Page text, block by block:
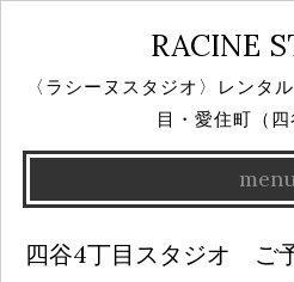
RACINE
〈ラシーヌスタジオ〉レンタ
目・愛住町（四
to
四谷4丁目スタジオ ご